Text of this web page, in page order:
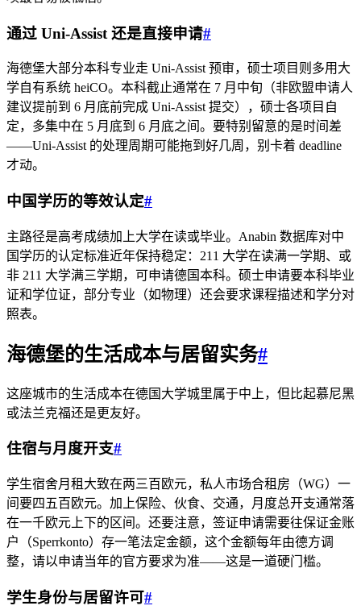
通过 Uni-Assist 还是直接申请#
海德堡大部分本科专业走 Uni-Assist 预审，硕士项目则多用大
学自有系统 heiCO。本科截止通常在 7 月中旬（非欧盟申请人
建议提前到 6 月底前完成 Uni-Assist 提交），硕士各项目自
定，多集中在 5 月底到 6 月底之间。要特别留意的是时间差
——Uni-Assist 的处理周期可能拖到好几周，别卡着 deadline
才动。
中国学历的等效认定#
主路径是高考成绩加上大学在读或毕业。Anabin 数据库对中
国学历的认定标准近年保持稳定：211 大学在读满一学期、或
非 211 大学满三学期，可申请德国本科。硕士申请要本科毕业
证和学位证，部分专业（如物理）还会要求课程描述和学分对
照表。
海德堡的生活成本与居留实务#
这座城市的生活成本在德国大学城里属于中上，但比起慕尼黑
或法兰克福还是更友好。
住宿与月度开支#
学生宿舍月租大致在两三百欧元，私人市场合租房（WG）一
间要四五百欧元。加上保险、伙食、交通，月度总开支通常落
在一千欧元上下的区间。还要注意，签证申请需要往保证金账
户（Sperrkonto）存一笔法定金额，这个金额每年由德方调
整，请以申请当年的官方要求为准——这是一道硬门槛。
学生身份与居留许可#